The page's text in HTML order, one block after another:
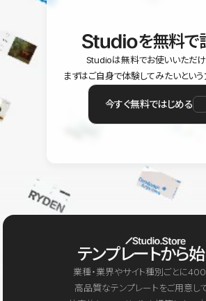
を無料で
Studioは無料でお使いいただけ
まずはご自身で体験してみたいという
今すぐ無料ではじめる
テンプレートから
業種・業界やサイト種別ごとに
高品質なテンプレートをご用意して